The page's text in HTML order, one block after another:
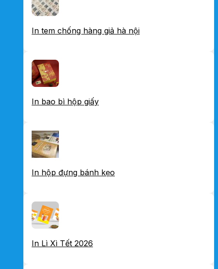
In tem chống hàng giả hà nội
In bao bì hộp giấy
In hộp đựng bánh kẹo
In Lì Xì Tết 2026